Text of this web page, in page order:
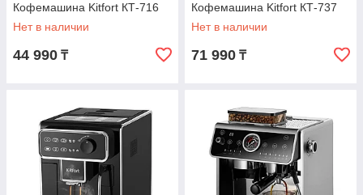
Кофемашина Kitfort КТ-716
Нет в наличии
44 990 ₸
Кофемашина Kitfort КТ-737
Нет в наличии
71 990 ₸